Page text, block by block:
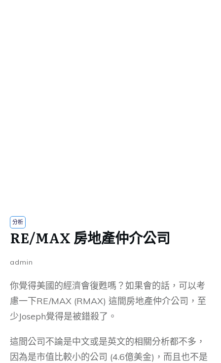
分析
RE/MAX 房地產仲介公司
admin
你覺得美國的經濟會復甦嗎？如果會的話，可以考
慮一下RE/MAX (RMAX) 這間房地產仲介公司，至
少Joseph覺得是被錯殺了。
這間公司不論是中文或是英文的相關分析都不多，
因為是市值比較小的公司 (4.6億美金)，而且也不是